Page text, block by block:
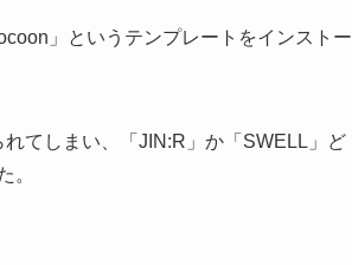
」というテンプレートをインストー
てしまい、「JIN:R」か「SWELL」ど
。